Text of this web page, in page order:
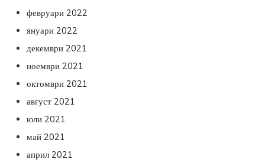
февруари 2022
януари 2022
декември 2021
ноември 2021
октомври 2021
август 2021
юли 2021
май 2021
април 2021